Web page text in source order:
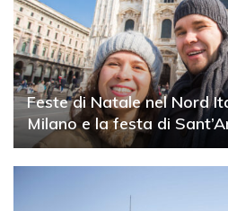
Feste di Natale nel Nord
Milano e la festa di